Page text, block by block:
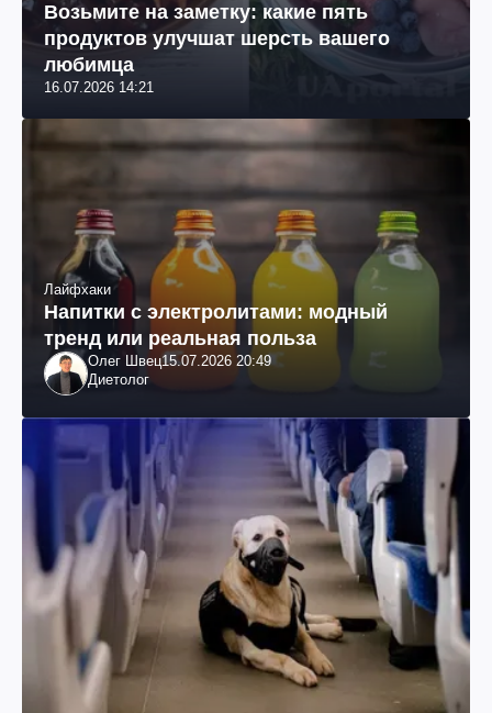
Возьмите на заметку: какие пять
продуктов улучшат шерсть вашего
любимца
16.07.2026 14:21
Лайфхаки
Напитки с электролитами: модный
тренд или реальная польза
Олег Швец15.07.2026 20:49
Диетолог